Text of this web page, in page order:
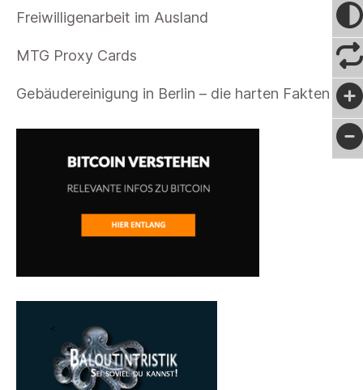
Freiwilligenarbeit im Ausland
MTG Proxy Cards
Gebäudereinigung in Berlin – die harten Fakten